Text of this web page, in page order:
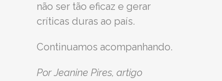
não ser tão eficaz e gerar
críticas duras ao país.
Continuamos acompanhando.
Por Jeanine Pires, artigo